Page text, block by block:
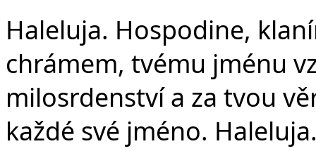
Haleluja. Hospodine,
chrámem, tvému jménu
milosrdenství a za tvou
každé své jméno.